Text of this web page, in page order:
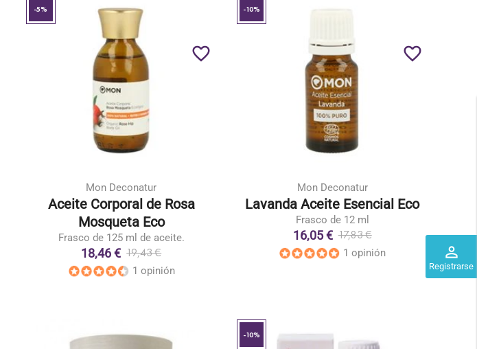
perm_identity
Registrarse
-5%
Mon Deconatur
Aceite Corporal de Rosa
Mosqueta Eco
Frasco de 125 ml de aceite.
18,46 € 19,43 €
1 opinión
favorite_border
-10%
Mon Deconatur
Lavanda Aceite Esencial Eco
Frasco de 12 ml
16,05 € 17,83 €
1 opinión
favorite_border
-10%